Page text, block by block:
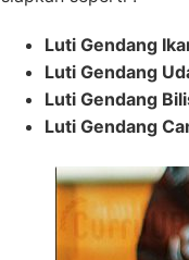
Luti Gendang
Luti Gendang
Luti Gendang
Luti Gendang